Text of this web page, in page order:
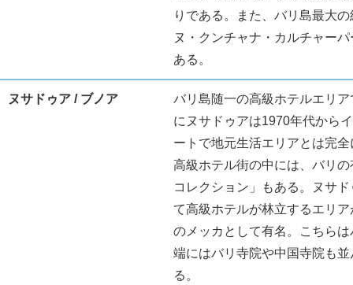
りである。また、バリ島最大
ヌ・クンチャナ・カルチャー
ある。
ヌサドゥア / ブノア
バリ島随一の高級ホテルエリ
にヌサドゥアは1970年代から
ートで地元生活エリアとは完
高級ホテル街の中には、バリ
コレクション」もある。ヌサ
て高級ホテルが林立するエリ
のメッカとして有名。こちら
端にはバリ寺院や中国寺院も
る。